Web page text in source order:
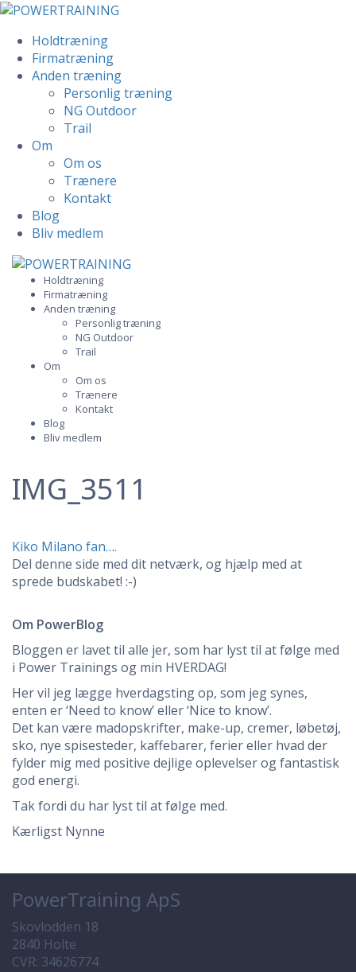
Holdtræning
Firmatræning
Anden træning
Personlig træning
NG Outdoor
Trail
Om
Om os
Trænere
Kontakt
Blog
Bliv medlem
Skip
content
Holdtræning
Firmatræning
Anden træning
Personlig træning
NG Outdoor
Trail
Om
Om os
Trænere
Kontakt
Blog
Bliv medlem
IMG_3511
Indlægsnavigation
Kiko Milano fan….
Del denne side med dit netværk, og hjælp med at
sprede budskabet! :-)
Om PowerBlog
Bloggen er lavet til alle jer, som har lyst til at følge med
i Power Trainings og min HVERDAG!
Her vil jeg lægge hverdagsting op, som jeg synes,
enten er ‘Need to know’ eller ‘Nice to know’.
Det kan være madopskrifter, make-up, cremer, løbetøj,
sko, nye spisesteder, kaffebarer, ferier eller hvad der
fylder mig med positive dejlige oplevelser og fantastisk
god energi.
Tak fordi du har lyst til at følge med.
Kærligst Nynne
PowerTraining ApS
Skovlodden 18
2840 Holte
CVR: 34626774